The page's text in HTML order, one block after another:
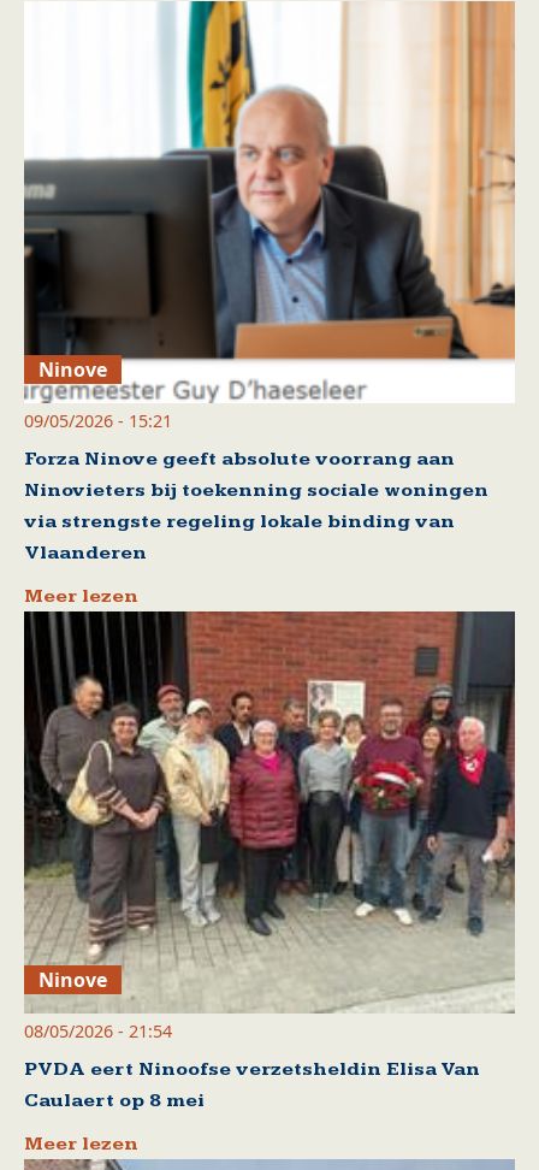
Ninove
09/05/2026 - 15:21
Forza Ninove geeft absolute voorrang aan
Ninovieters bij toekenning sociale woningen
via strengste regeling lokale binding van
Vlaanderen
Meer lezen
Ninove
08/05/2026 - 21:54
PVDA eert Ninoofse verzetsheldin Elisa Van
Caulaert op 8 mei
Meer lezen